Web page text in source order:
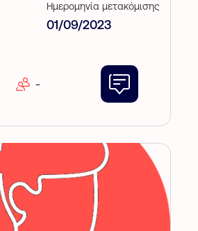
Ημερομηνία μετακόμισης
01/09/2023
-